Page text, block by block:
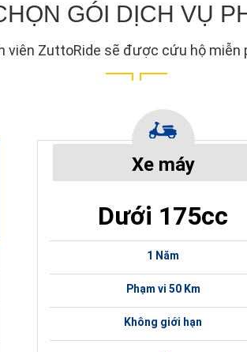
GÓI DỊCH VỤ
viên ZuttoRide sẽ được cứu hộ miễn
Xe máy
Dưới 175cc
1 Năm
Phạm vi 50 Km
Không giới hạn